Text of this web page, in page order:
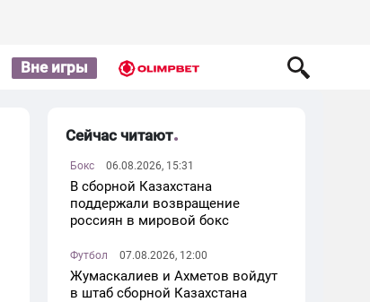
Вне игры
Сейчас читают
Бокс 06.08.2026, 15:31
В сборной Казахстана
поддержали возвращение
россиян в мировой бокс
Футбол 07.08.2026, 12:00
Жумаскалиев и Ахметов войдут
в штаб сборной Казахстана